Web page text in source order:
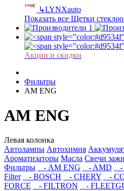
↳LYNXauto
Показать все Щетки
Акции и скидки
Фильтры
AM ENG
AM ENG
Левая колонка
Автолампы Автохимия
Ароматизаторы Масла Свечи
Фильтры
- AM ENG - AMD -
Filter
- BOSCH - CHERY -
FORCE
- FILTRON -